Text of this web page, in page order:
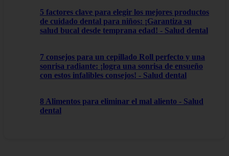
5 factores clave para elegir los mejores productos
de cuidado dental para niños: ¡Garantiza su
salud bucal desde temprana edad! - Salud dental
7 consejos para un cepillado Roll perfecto y una
sonrisa radiante: ¡logra una sonrisa de ensueño
con estos infalibles consejos! - Salud dental
8 Alimentos para eliminar el mal aliento - Salud
dental